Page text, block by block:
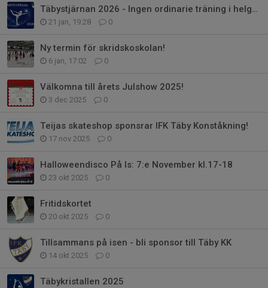
Täbystjärnan 2026 - Ingen ordinarie träning i helgen
21 jan, 19:28 0
Ny termin för skridskoskolan!
6 jan, 17:02 0
Välkomna till årets Julshow 2025!
3 dec 2025 0
Teijas skateshop sponsrar IFK Täby Konståkning!
17 nov 2025 0
Halloweendisco På Is: 7:e November kl.17-18
23 okt 2025 0
Fritidskortet
20 okt 2025 0
Tillsammans på isen - bli sponsor till Täby KK
14 okt 2025 0
Täbykristallen 2025